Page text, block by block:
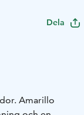
Dela
Amarillo